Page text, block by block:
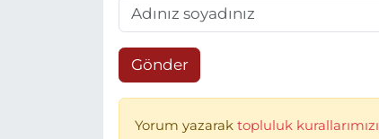
Gönder
Yorum yazarak topluluk kurallarımızı